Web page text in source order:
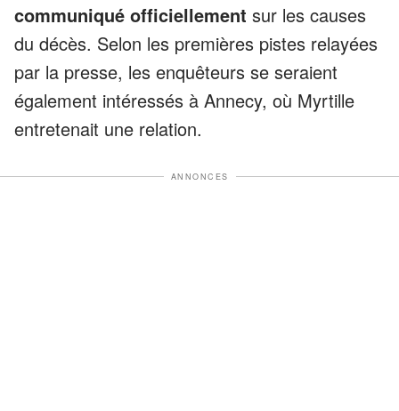
communiqué officiellement sur les causes
du décès. Selon les premières pistes relayées
par la presse, les enquêteurs se seraient
également intéressés à Annecy, où Myrtille
entretenait une relation.
ANNONCES